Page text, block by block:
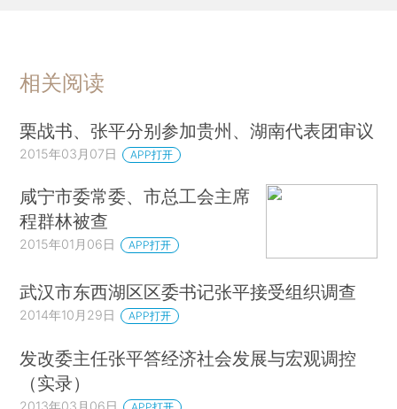
相关阅读
栗战书、张平分别参加贵州、湖南代表团审议
2015年03月07日 APP打开
咸宁市委常委、市总工会主席
程群林被查
2015年01月06日 APP打开
武汉市东西湖区区委书记张平接受组织调查
2014年10月29日 APP打开
发改委主任张平答经济社会发展与宏观调控
（实录）
2013年03月06日